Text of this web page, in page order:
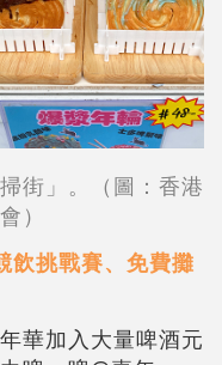
街」。（圖：香港
）
飲挑戰賽、免費攤
華加入大量啤酒元